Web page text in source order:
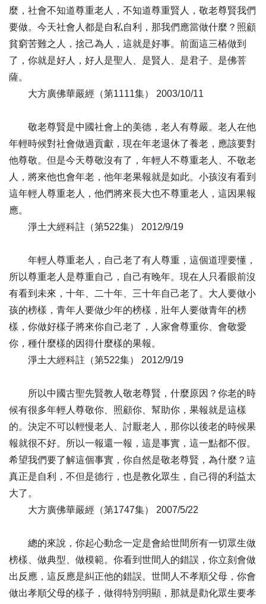
74
求生淨土 是真供養-全1集
75
無信眾生不見佛 而佛亦為興義利-全1集
76
人生幾度秋 光陰莫輕擲-全1集
77
夫子五德 學人榜樣-全1集
79
不經一番寒徹骨 怎得梅花撲鼻香-全1集
81
辦柴禦冬 辦道成佛-全1集
82
古人勤学 照雪聚萤-全1集
83
紅爐點雪 消歸自性-全1集
84
阿彌陀佛即是我心 我心即是阿彌陀佛-全1集
無念爾祖 聿脩厥德-全1集
十年寒窗無人問 一朝成名天下知-全1集
89
不計寒暑 朝夕勤修-全1集
90
歲歲平安 年年如意-全1集
91
方見立春 又是冬至-全1集
92
普雨無邊大法雨 悉使眾生煩惱滅-全1集
93
說法師子吼 廣度諸有情-全1集
94
彌陀化身 循聲救苦-全1集
96
自性出生 一切法門-全1集
97
參差荇菜 左右采之-全1集
98
慈悲法雨 潤洽眾生-全1集
99
覺林增長 道樹滋榮-全1集
100
佛哀一切眾生 甚於父母念子-全1集
101
業不求滿 功不求盈-全1集
103
佛於暗障眾生海 為現法炬大光明-全1集
105
毫芒之善 迴向西方-全1集
106
牟尼大慈父 悲憫眾生者-全1集
107
導師以方便 悉除眾煩惱-全1集
108
樂邦有路 能願即生-全1集
麼，社會不知道尊重老人，不知道尊重賢人，敬老尊賢我們
要做。今天社會人都是自私自利，那我們應當做什麼？照顧
貧窮苦難之人，捨己為人，這就是好事。前面這三樁做到
了，你就是好人，好人是聖人、是賢人、是君子、是佛菩
薩。
大方廣佛華嚴經（第1111集） 2003/10/11
敬老尊賢是中國社會上的美德，老人有尊嚴。老人在他
年輕時候對社會做過貢獻，現在年老退休了養老，應該要對
他尊敬。但是今天尊敬沒有了，年輕人不尊重老人、不敬老
人，將來他也會年老，他年老果報就是如此。小孩沒有看到
這年輕人尊重老人，他們將來長大也不尊重老人，這因果報
應。
淨土大經科註（第522集） 2012/9/19
年輕人尊重老人，自己老了有人尊重，這個道理要懂，
所以尊重老人是尊重自己，自己有晚年。現在人只看眼前沒
有看到未來，十年、二十年、三十年自己老了。大人要做小
孩的榜樣，青年人要做少年的榜樣，壯年人要做青年的榜
樣，你做好樣子將來你自己老了，人家會尊重你、會敬愛
你，種什麼樣的因得什麼樣的果報。
淨土大經科註（第522集） 2012/9/19
所以中國古聖先賢教人敬老尊賢，什麼原因？你老的時
候有很多年輕人尊敬你、照顧你、幫助你，果報就是這樣
的。決定不可以輕慢老人、討厭老人，那你以後老的時候果
報就很不好。所以一報還一報，這是事實，這一點都不假。
希望我們要了解這個事實，你自然是敬老尊賢，為什麼？這
真正是自利，不但是德行，也是教化眾生，自己得的利益太
大了。
大方廣佛華嚴經（第1747集） 2007/5/22
總的來說，你起心動念一定是會給世間所有一切眾生做
榜樣、做典型、做模範。你看到世間人的錯誤，你立刻會做
出反應，這反應是糾正他的錯誤。世間人不孝順父母，你會
做出孝順父母的樣子，做得特別明顯，那就是勸化眾生要孝